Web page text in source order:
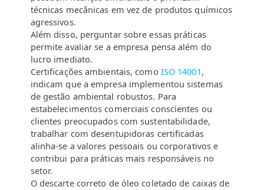
técnicas mecânicas em vez de produtos químicos
agressivos.
Além disso, perguntar sobre essas práticas
permite avaliar se a empresa pensa além do
lucro imediato.
Certificações ambientais, como ISO 14001,
indicam que a empresa implementou sistemas
de gestão ambiental robustos. Para
estabelecimentos comerciais conscientes ou
clientes preocupados com sustentabilidade,
trabalhar com desentupidoras certificadas
alinha-se a valores pessoais ou corporativos e
contribui para práticas mais responsáveis no
setor.
O descarte correto de óleo coletado de caixas de